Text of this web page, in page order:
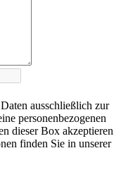
ausschließlich zur
personenbezogenen
dieser Box akzeptieren
finden Sie in unserer